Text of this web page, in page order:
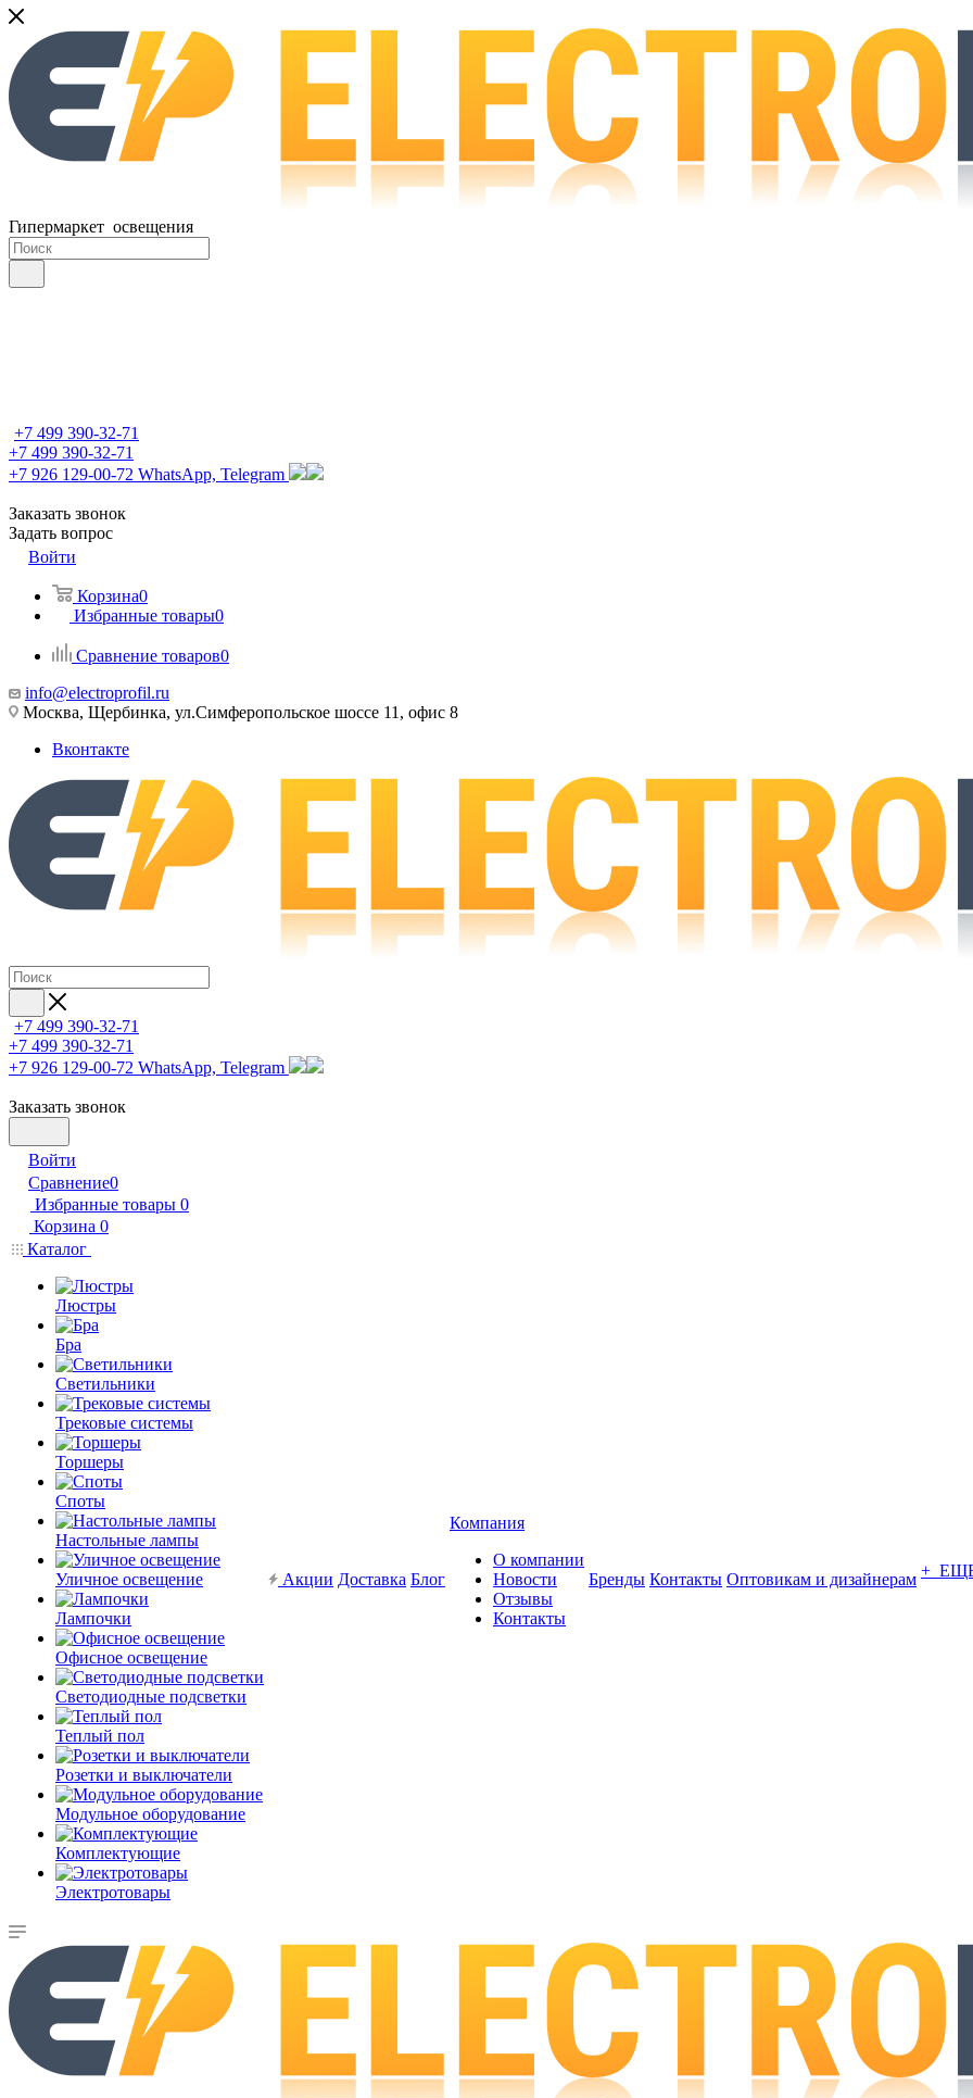
Гипермаркет освещения
+7 499 390-32-71
+7 499 390-32-71
+7 926 129-00-72 WhatsApp, Telegram
Заказать звонок
Задать вопрос
Войти
Корзина0
Избранные товары0
Сравнение товаров0
info@electroprofil.ru
Москва, Щербинка, ул.Симферопольское шоссе 11, офис 8
Вконтакте
+7 499 390-32-71
+7 499 390-32-71
+7 926 129-00-72 WhatsApp, Telegram
Заказать звонок
Войти
Сравнение0
Избранные товары 0
Корзина 0
Каталог
Люстры
Бра
Светильники
Трековые системы
Торшеры
Споты
Настольные лампы
Уличное освещение
Лампочки
Офисное освещение
Светодиодные подсветки
Теплый пол
Розетки и выключатели
Модульное оборудование
Комплектующие
Электротовары
Акции Доставка Блог
Компания
О компании
Новости
Отзывы
Контакты
Бренды Контакты Оптовикам и дизайнерам +